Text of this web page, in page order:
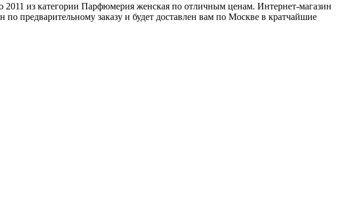
из категории Парфюмерия женская по отличным ценам. Интернет-магазин
предварительному заказу и будет доставлен вам по Москве в кратчайшие